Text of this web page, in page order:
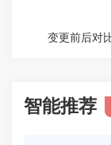
变更前后对
智能推荐